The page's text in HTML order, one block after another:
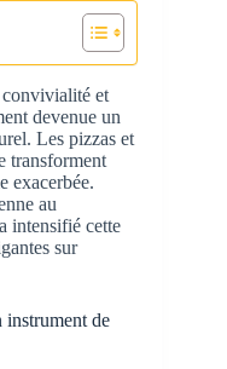
et
devenue un
Les pizzas et
transforment
exacerbée.
au
intensifié cette
sur
de